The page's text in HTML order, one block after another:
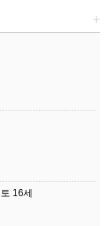
+
16세